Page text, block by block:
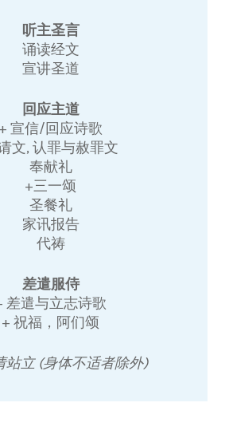
听主圣言
诵读经文
宣讲圣道
回应主道
+ 宣信/回应诗歌
文, 认罪与赦罪文
奉献礼
+三一颂
圣餐礼
家讯报告
代祷
差遣服侍
差遣与立志诗歌
+ 祝福，阿们颂
站立 (身体不适者除外)